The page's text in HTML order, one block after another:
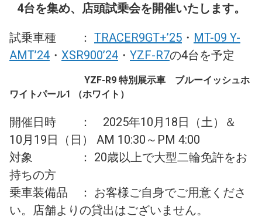
4台を集め、店頭試乗会を開催いたします。
試乗車種 ： TRACER9GT+’25 ・ MT-09 Y-
AMT’24 ・ XSR900’24 ・ YZF-R7の4台を予定
YZF-R9 特別展示車 ブルーイッシュホ
ワイトパール1 （ホワイト）
開催日時 ： 2025年10月18日（土）＆
10月19日（日） AM 10:30～PM 4:00
対象 ： 20歳以上で大型二輪免許をお
持ちの方
乗車装備品 ： お客様ご自身でご用意くださ
い。店舗よりの貸出はございません。